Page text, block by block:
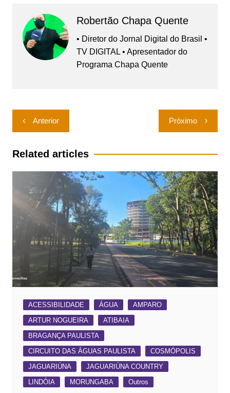
Robertão Chapa Quente
• Diretor do Jornal Digital do Brasil •
TV DIGITAL • Apresentador do
Programa Chapa Quente
Navegação
de
Post
Anterior Próximo
Related articles
ACESSIBILIDADE ÁGUA
AMPARO
ARTUR NOGUEIRA
ATIBAIA
BRAGANÇA PAULISTA
CIRCUITO DAS ÁGUAS PAULISTA
COSMÓPOLIS
JAGUARIÚNA
JAGUARIÚNA COUNTRY
LINDÓIA
MORUNGABA Outros